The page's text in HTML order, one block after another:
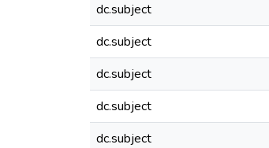
dc.subject
dc.subject
dc.subject
dc.subject
dc.subject